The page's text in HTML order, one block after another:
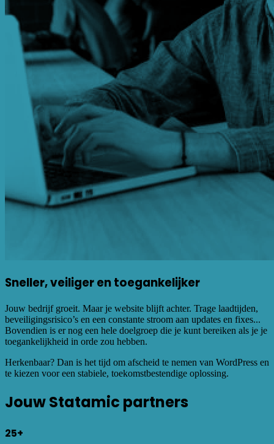
Sneller, veiliger en toegankelijker
Jouw bedrijf groeit. Maar je website blijft achter. Trage laadtijden,
beveiligingsrisico’s en een constante stroom aan updates en fixes...
Bovendien is er nog een hele doelgroep die je kunt bereiken als je je
toegankelijkheid in orde zou hebben.
Herkenbaar? Dan is het tijd om afscheid te nemen van WordPress en
te kiezen voor een stabiele, toekomstbestendige oplossing.
Jouw Statamic partners
25+